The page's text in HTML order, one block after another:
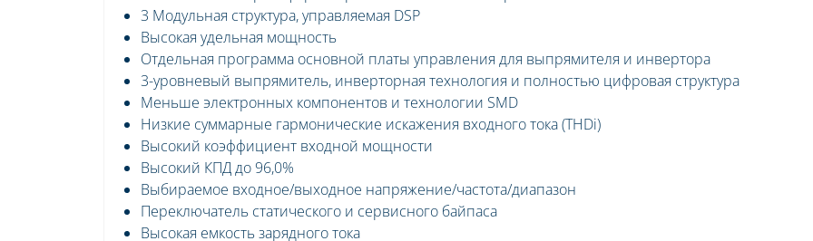
3 Модульная структура, управляемая DSP
Высокая удельная мощность
Отдельная программа основной платы управления для выпрямителя и инвертора
3-уровневый выпрямитель, инверторная технология и полностью цифровая структура
Меньше электронных компонентов и технологии SMD
Низкие суммарные гармонические искажения входного тока (THDi)
Высокий коэффициент входной мощности
Высокий КПД до 96,0%
Выбираемое входное/выходное напряжение/частота/диапазон
Переключатель статического и сервисного байпаса
Высокая емкость зарядного тока